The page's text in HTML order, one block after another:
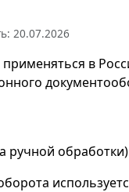
20.07.2026
в
ручной